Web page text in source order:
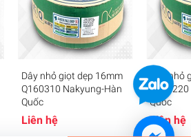
Dây nhỏ giọt dẹp 16mm
Q160310 Nakyung-Hàn
Quốc
Liên hệ
Dây
Quốc
Liên hệ
GIỌT NAM KYUNG HÀN